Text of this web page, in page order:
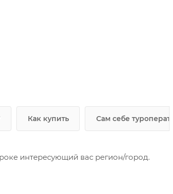
Как купить Сам себе
интересующий вас регион/город.